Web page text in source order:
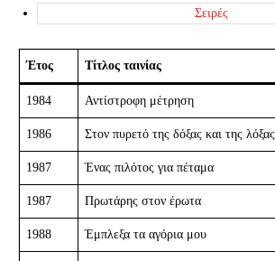
Σειρές
Έτος Τίτλος ταινίας
1984 Αντίστροφη μέτρηση
1986 Στον πυρετό της δόξας και της λόξας
1987 Ένας πιλότος για πέταμα
1987 Πρωτάρης στον έρωτα
1988 Έμπλεξα τα αγόρια μου